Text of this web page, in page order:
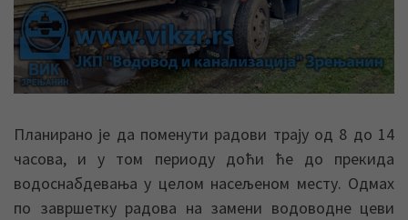
Планирано је да поменути радови трају од 8 до 14
часова, и у том периоду доћи ће до прекида
водоснабдевања у целом насељеном месту. Одмах
по завршетку радова на замени водоводне цеви